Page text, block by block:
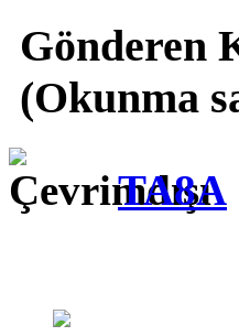
Gönderen
(Okunma
TA8A